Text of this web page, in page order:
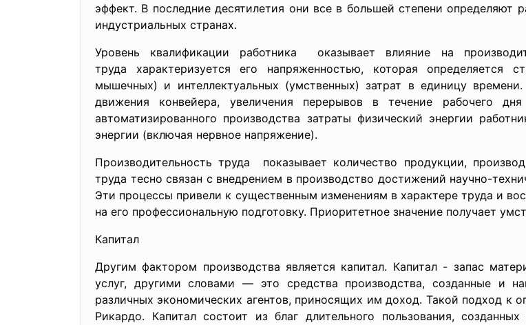
эффект. В последние десятилетия они все в большей степени определяют
индустриальных странах.
Уровень квалификации работника оказывает влияние на
труда характеризуется его напряженностью, которая определяется
мышечных) и интеллектуальных (умственных) затрат в единицу
движения конвейера, увеличения перерывов в течение рабочего
автоматизированного производства затраты физический энергии
энергии (включая нервное напряжение).
Производительность труда показывает количество продукции,
труда тесно связан с внедрением в производство достижений научно-
Эти процессы привели к существенным изменениям в характере труда и
на его профессиональную подготовку. Приоритетное значение получает
Капитал
Другим фактором производства является капитал. Капитал - запас
услуг, другими словами — это средства производства, созданные и
различных экономических агентов, приносящих им доход. Такой подход к
Рикардо. Капитал состоит из благ длительного пользования,